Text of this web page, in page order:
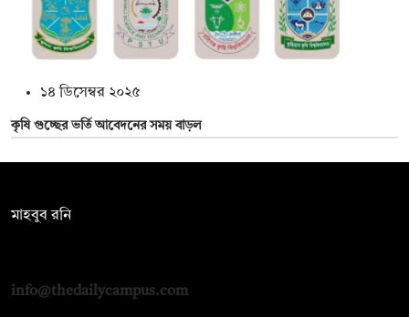
১৪ ডিসেম্বর ২০২৫
কৃষি গুচ্ছের ভর্তি আবেদনের সময় বাড়ল
মাহবুব রনি
info@thedailycampus.com